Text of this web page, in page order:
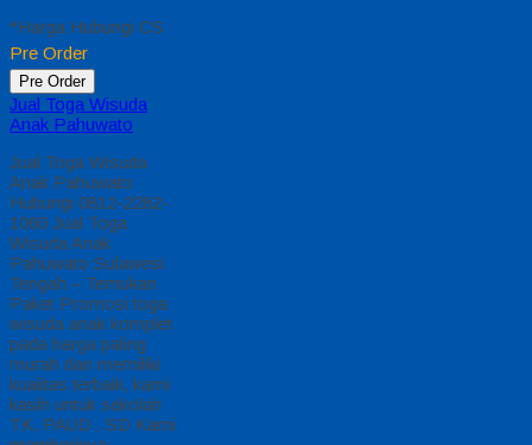
*Harga Hubungi CS
Pre Order
Pre Order
Jual Toga Wisuda
Anak Pahuwato
Jual Toga Wisuda
Anak Pahuwato
Hubungi 0812-2282-
1060 Jual Toga
Wisuda Anak
Pahuwato Sulawesi
Tengah – Temukan
Paket Promosi toga
wisuda anak komplet
pada harga paling
murah dan memiliki
kualitas terbaik, kami
kasih untuk sekolah
TK, PAUD , SD Kami